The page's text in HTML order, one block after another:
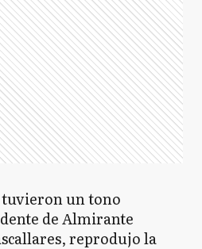
tuvieron un tono
de Almirante
reprodujo la